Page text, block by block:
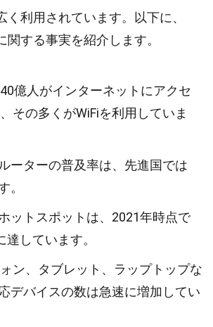
く利用されています。以下に、
関する事実を紹介します。
億人がインターネットにアクセ
その多くがWiFiを利用していま
ーターの普及率は、先進国では
。
ットスポットは、2021年時点で
しています。
ン、タブレット、ラップトップな
デバイスの数は急速に増加してい